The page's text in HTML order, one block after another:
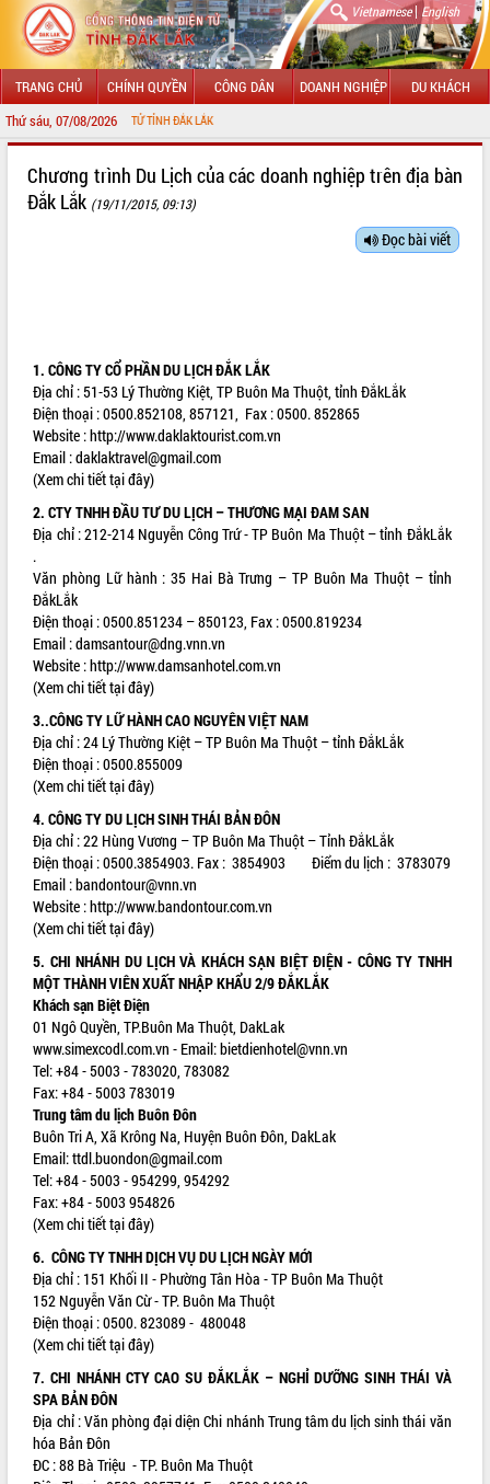
Vietnamese| English
TRANG CHỦ CHÍNH QUYỀN CÔNG DÂN DOANH NGHIỆP DU KHÁCH
Thứ sáu, 07/08/2026
TIN ĐIỆN TỬ TỈNH ĐẮK LẮK
LÃNH ĐẠO UBND TỈNH
THÔNG TIN CHỈ ĐẠO ĐIỀU HÀNH
HỆ THỐNG VĂN BẢN
VĂN BẢN HĐND TỈNH
ĐIỂM TIN VĂN BẢN
QUY HOẠCH - KẾ HOẠCH
VIDEO
Khám bệnh, cấp phát thuốc miễn phí
và tặng quà người dân xã Cư Pui
Hội nghị UBND tỉnh Đắk Lắk thường kỳ
tháng 7/2026
Lễ truy tặng danh hiệu “Bà Mẹ Việt
Nam Anh hùng” và trao Huân chương
Lao động
UBND tỉnh Đắk Lắk triển khai nhiệm
vụ 6 tháng cuối năm 2026
Kỳ họp thứ Hai, Hội đồng nhân dân
tỉnh khóa XI quyết nghị nhiều nội dung
ALBUM ẢNH
Chương trình Du Lịch của các doanh nghiệp trên địa bàn
Đắk Lắk (19/11/2015, 09:13)
Đọc bài viết
1. CÔNG TY CỔ PHẦN DU LỊCH ĐẮK LẮK
Địa chỉ : 51-53 Lý Thường Kiệt, TP Buôn Ma Thuột, tỉnh ĐắkLắk
Điện thoại : 0500.852108, 857121, Fax : 0500. 852865
Website :http://www.daklaktourist.com.vn
Email :daklaktravel@gmail.com
(Xem chi tiết tại đây)
2. CTY TNHH ĐẦU TƯ DU LỊCH – THƯƠNG MẠI ĐAM SAN
Địa chỉ : 212-214 Nguyễn Công Trứ - TP Buôn Ma Thuột – tỉnh ĐắkLắk
.
Văn phòng Lữ hành : 35 Hai Bà Trưng – TP Buôn Ma Thuột – tỉnh
ĐắkLắk
Điện thoại : 0500.851234 – 850123, Fax : 0500.819234
Email :damsantour@dng.vnn.vn
Website :http://www.damsanhotel.com.vn
(Xem chi tiết tại đây)
3..CÔNG TY LỮ HÀNH CAO NGUYÊN VIỆT NAM
Địa chỉ : 24 Lý Thường Kiệt – TP Buôn Ma Thuột – tỉnh ĐắkLắk
Điện thoại : 0500.855009
(Xem chi tiết tại đây)
4. CÔNG TY DU LỊCH SINH THÁI BẢN ĐÔN
Địa chỉ : 22 Hùng Vương – TP Buôn Ma Thuột – Tỉnh ĐắkLắk
Điện thoại : 0500.3854903. Fax : 3854903 Điểm du lịch : 3783079
Email :bandontour@vnn.vn
Website :http://www.bandontour.com.vn
(Xem chi tiết tại đây)
5. CHI NHÁNH DU LỊCH VÀ KHÁCH SẠN BIỆT ĐIỆN - CÔNG TY TNHH
MỘT THÀNH VIÊN XUẤT NHẬP KHẨU 2/9 ĐẮKLẮK
Khách sạn Biệt Điện
01 Ngô Quyền, TP.Buôn Ma Thuột, DakLak
www.simexcodl.com.vn - Email:bietdienhotel@vnn.vn
Tel: +84 - 5003 - 783020, 783082
Fax: +84 - 5003 783019
Trung tâm du lịch Buôn Đôn
Buôn Tri A, Xã Krông Na, Huyện Buôn Đôn, DakLak
Email:ttdl.buondon@gmail.com
Tel: +84 - 5003 - 954299, 954292
Fax: +84 - 5003 954826
(Xem chi tiết tại đây)
6. CÔNG TY TNHH DỊCH VỤ DU LỊCH NGÀY MỚI
Địa chỉ : 151 Khối II - Phường Tân Hòa - TP Buôn Ma Thuột
152 Nguyễn Văn Cừ - TP. Buôn Ma Thuột
Điện thoại : 0500. 823089 - 480048
(Xem chi tiết tại đây)
7. CHI NHÁNH CTY CAO SU ĐẮKLẮK – NGHỈ DƯỠNG SINH THÁI VÀ
SPA BẢN ĐÔN
Địa chỉ : Văn phòng đại diện Chi nhánh Trung tâm du lịch sinh thái văn
hóa Bản Đôn
ĐC : 88 Bà Triệu - TP. Buôn Ma Thuột